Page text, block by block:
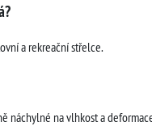
a rekreační střelce.
náchylné na vlhkost a